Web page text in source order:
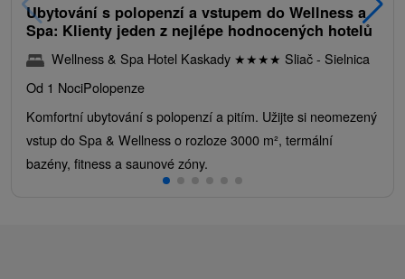
Ubytování s polopenzí a vstupem do Wellness a
Spa: Klienty jeden z nejlépe hodnocených hotelů
Wellness & Spa Hotel Kaskady ★★★★ Sliač - Sielnica
Od 1 NociPolopenze
Komfortní ubytování s polopenzí a pitím. Užijte si neomezený
vstup do Spa & Wellness o rozloze 3000 m², termální
bazény, fitness a saunové zóny.